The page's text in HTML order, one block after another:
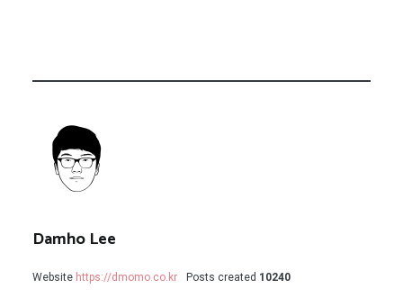
Damho Lee
Website https://dmomo.co.kr Posts created 10240